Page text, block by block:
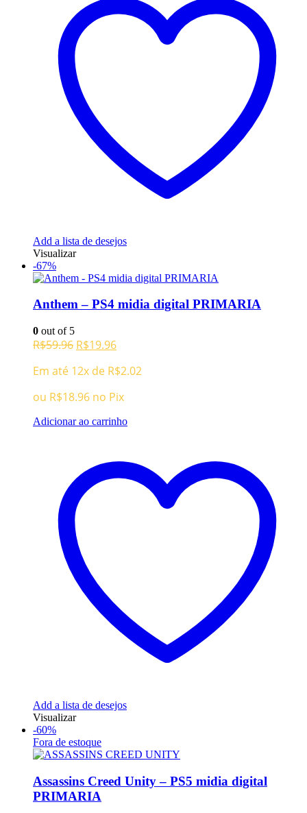
Add a lista de desejos
Visualizar
-67%
Anthem – PS4 midia digital PRIMARIA
0 out of 5
R$59.96 O
original
era:
R$59.96.
R$19.96O
atual
é:
R$19.96.
Em até 12x de R$2.02
ou R$18.96 no Pix
Adicionar ao carrinho
Add a lista de desejos
Visualizar
-60%
Fora de estoque
Assassins Creed Unity – PS5 midia digital
PRIMARIA